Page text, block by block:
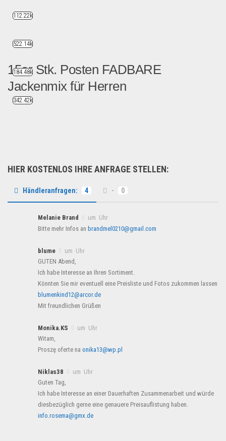
15er Stk. Posten FADBARE
Jackenmix für Herren
HIER KOSTENLOS IHRE ANFRAGE STELLEN:
Händleranfragen: 4 - 0
Melanie Brand
um Uhr
Bitte mehr Infos an brandmel0210@gmail.com
blume
um Uhr
GUTEN Abend,
Ich habe Interesse an Ihren Sortiment.
Könnten Sie mir eventuell eine Preisliste und Fotos zukommen lassen
blumenkind12@arcor.de
Mit freundlichen Grüßen
Monika.KS
um Uhr
Witam,
Proszę oferte na onika13@wp.pl
Niklas38
um Uhr
Guten Tag,
Ich habe Interesse an einer Dauerhaften Zusammenarbeit und würde
diesbezüglich gerne eine genauere Preisauflistung haben.
info.rosema@gmx.de
112.22k
522.14k
184.48k
342.42k